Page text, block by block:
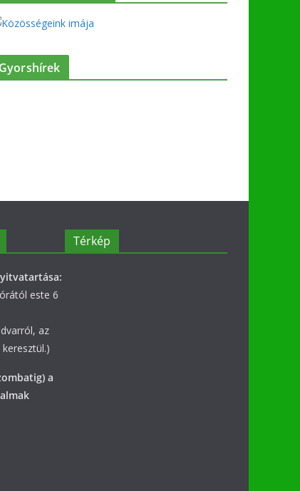
Gyorshírek
este 6
az
a
Térkép